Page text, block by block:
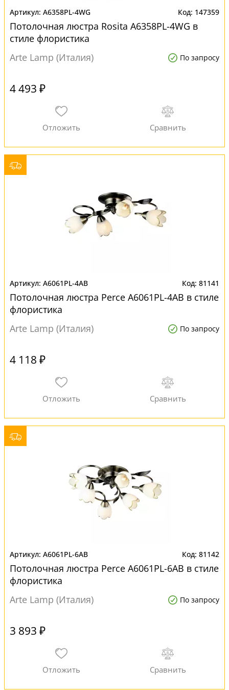
A6358PL-4WG 147359
Потолочная люстра Rosita A6358PL-4WG в
стиле флористика
Arte Lamp (Италия)
По запросу
4 493 ₽
A6061PL-4AB 81141
Потолочная люстра Perce A6061PL-4AB в стиле
флористика
Arte Lamp (Италия)
По запросу
4 118 ₽
A6061PL-6AB 81142
Потолочная люстра Perce A6061PL-6AB в стиле
флористика
Arte Lamp (Италия)
По запросу
3 893 ₽